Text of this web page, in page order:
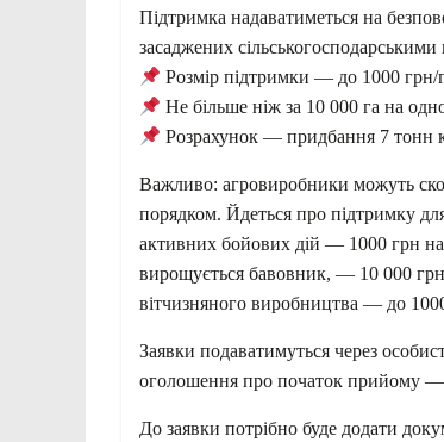
Підтримка надаватиметься на
засаджених
Розмір підтримки — до 1000 грн/
Не більше ніж за 10 000 га на
Розрахунок — придбання 7 тонн
Важливо: агровиробники можуть
порядком. Йдеться про підтримку
активних бойових дій — 1000 грн
вирощується бавовник, — 10 000
вітчизняного виробництва — до
Заявки подаватимуться через
оголошення про початок прийому —
До заявки потрібно буде додати